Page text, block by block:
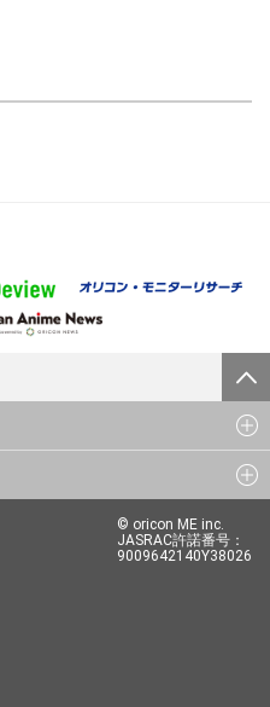
© oricon ME inc.
JASRAC許諾番号：
9009642140Y38026